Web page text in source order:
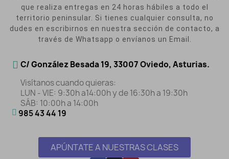
que realiza entregas en 24 horas hábiles a todo el
territorio peninsular. Si tienes cualquier consulta, no
dudes en escribirnos en nuestra sección de contacto, a
través de Whatsapp o envíanos un Email.
C/ González Besada 19, 33007 Oviedo, Asturias.
Visítanos cuando quieras:
LUN - VIE: 9:30h a14:00h y de 16:30h a 19:30h
SÁB: 10:00h a 14:00h
985 43 44 19
APÚNTATE A NUESTRAS CLASES